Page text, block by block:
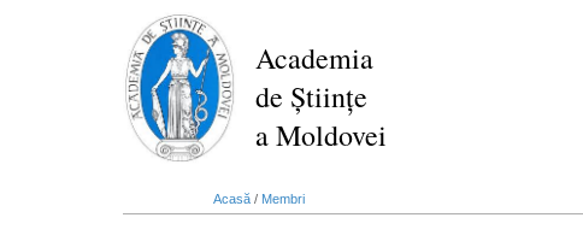
Academia
de Științe
a Moldovei
Acasă / Membri